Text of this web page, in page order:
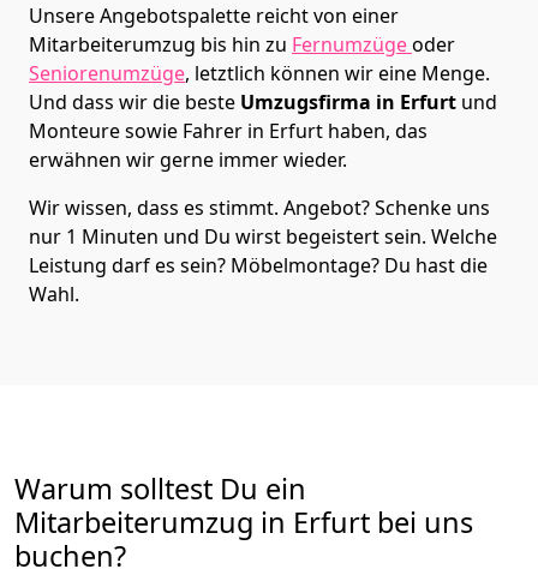
Unsere Angebotspalette reicht von einer
Mitarbeiterumzug bis hin zu Fernumzügeoder
Seniorenumzüge, letztlich können wir eine Menge.
Und dass wir die beste Umzugsfirma in Erfurt und
Monteure sowie Fahrer in Erfurt haben, das
erwähnen wir gerne immer wieder.
Wir wissen, dass es stimmt. Angebot? Schenke uns
nur 1 Minuten und Du wirst begeistert sein. Welche
Leistung darf es sein? Möbelmontage? Du hast die
Wahl.
Warum solltest Du ein
Mitarbeiterumzug in Erfurt bei uns
buchen?